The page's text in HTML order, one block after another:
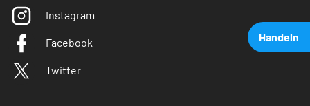
Handeln
Instagram
Facebook
Twitter